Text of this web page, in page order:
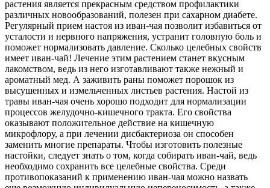
растения является прекрасным средством профилактики
различных новообразований, полезен при сахарном диабете.
Регулярный прием настоя из иван-чая позволит избавиться от
усталости и нервного напряжения, устранит головную боль и
поможет нормализовать давление. Сколько целебных свойств
имеет иван-чай! Лечение этим растением станет вкусным
лакомством, ведь из него изготавливают также нежный и
ароматный мед. А заживить раны поможет порошок из
высушенных и измельченных листьев растения. Настой из
травы иван-чая очень хорошо подходит для нормализации
процессов желудочно-кишечного тракта. Его свойства
оказывают положительное действие на кишечную
микрофлору, а при лечении дисбактериоза он способен
заменить многие препараты. Чтобы изготовить полезные
настойки, следует знать о том, когда собирать иван-чай, ведь
необходимо сохранить все целебные свойства. Среди
противопоказаний к применению иван-чая можно назвать